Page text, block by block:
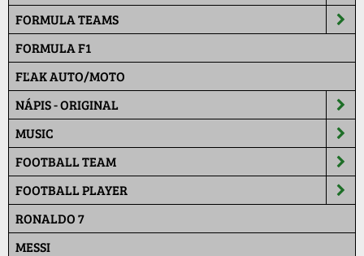
FORMULA TEAMS
FORMULA F1
FĽAK AUTO/MOTO
NÁPIS - ORIGINAL
MUSIC
FOOTBALL TEAM
FOOTBALL PLAYER
RONALDO 7
MESSI